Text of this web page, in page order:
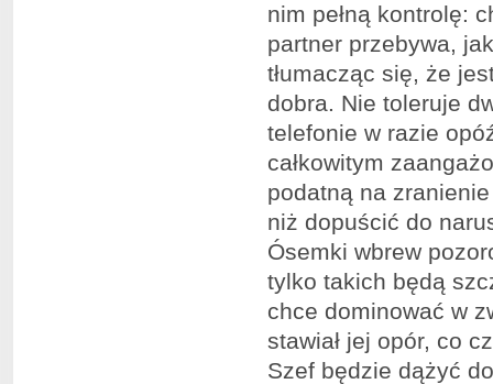
nim pełną kontrolę:
partner przebywa,
tłumacząc się, że
dobra. Nie toleruje
telefonie w razie
całkowitym
podatną na
niż dopuścić do
Ósemki wbrew
tylko takich będą
chce dominować w
stawiał jej opór, co
Szef będzie dążyć